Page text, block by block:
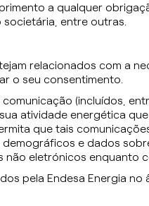
a qualquer
entre outras.
relacionados com a
o seu consentimento.
(incluídos,
atividade energética
que tais
e dados
eletrónicos enquanto
pela Endesa Energia